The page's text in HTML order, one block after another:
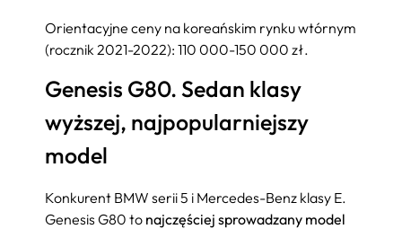
Orientacyjne ceny na koreańskim rynku wtórnym
(rocznik 2021-2022): 110 000-150 000 zł.
Genesis G80. Sedan klasy
wyższej, najpopularniejszy
model
Konkurent BMW serii 5 i Mercedes-Benz klasy E.
Genesis G80 to najczęściej sprowadzany model